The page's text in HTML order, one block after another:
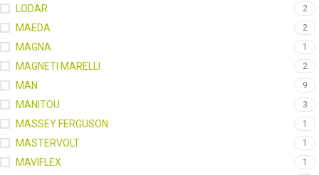
LODAR 2
MAEDA 2
MAGNA 1
MAGNETI MARELLI 2
MAN 9
MANITOU 3
MASSEY FERGUSON 1
MASTERVOLT 1
MAVIFLEX 1